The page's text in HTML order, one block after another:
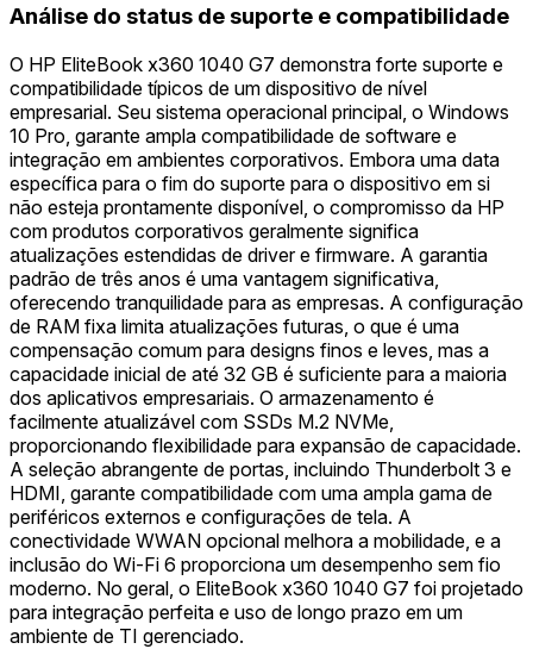
Análise do status de suporte e compatibilidade
O HP EliteBook x360 1040 G7 demonstra forte suporte e
compatibilidade típicos de um dispositivo de nível
empresarial. Seu sistema operacional principal, o Windows
10 Pro, garante ampla compatibilidade de software e
integração em ambientes corporativos. Embora uma data
específica para o fim do suporte para o dispositivo em si
não esteja prontamente disponível, o compromisso da HP
com produtos corporativos geralmente significa
atualizações estendidas de driver e firmware. A garantia
padrão de três anos é uma vantagem significativa,
oferecendo tranquilidade para as empresas. A configuração
de RAM fixa limita atualizações futuras, o que é uma
compensação comum para designs finos e leves, mas a
capacidade inicial de até 32 GB é suficiente para a maioria
dos aplicativos empresariais. O armazenamento é
facilmente atualizável com SSDs M.2 NVMe,
proporcionando flexibilidade para expansão de capacidade.
A seleção abrangente de portas, incluindo Thunderbolt 3 e
HDMI, garante compatibilidade com uma ampla gama de
periféricos externos e configurações de tela. A
conectividade WWAN opcional melhora a mobilidade, e a
inclusão do Wi-Fi 6 proporciona um desempenho sem fio
moderno. No geral, o EliteBook x360 1040 G7 foi projetado
para integração perfeita e uso de longo prazo em um
ambiente de TI gerenciado.